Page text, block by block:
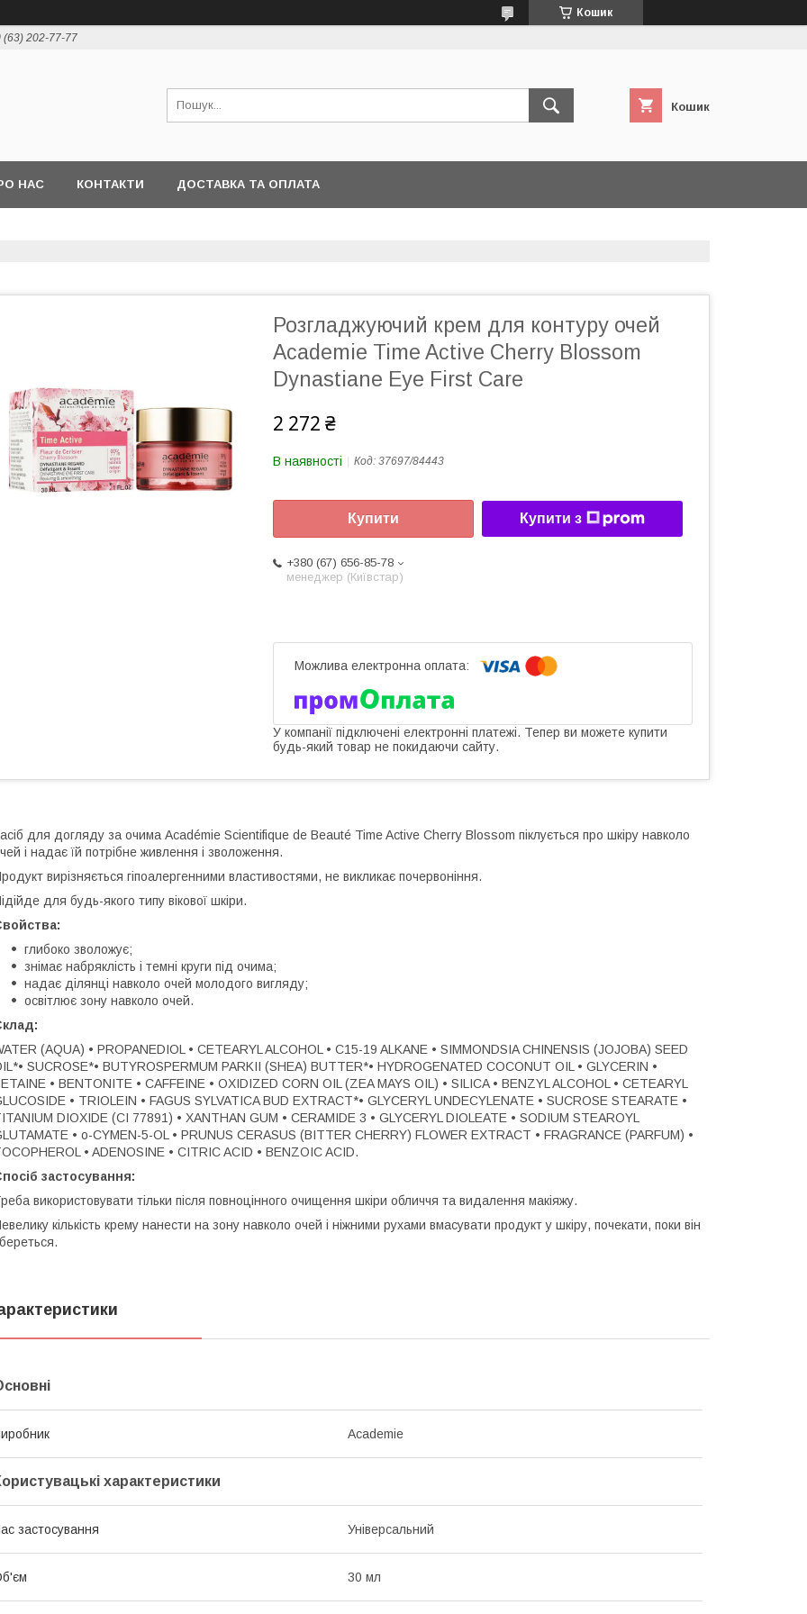
Кошик
(63) 202-77-77
Кошик
НАС КОНТАКТИ ДОСТАВКА ТА ОПЛАТА
Розгладжуючий крем для контуру очей
Academie Time Active Cherry Blossom
Dynastiane Eye First Care
2 272 ₴
В наявності Код: 37697/84443
Купити Купити з
+380 (67) 656-85-78
менеджер (Київстар)
У компанії підключені електронні платежі. Тепер ви можете купити
будь-який товар не покидаючи сайту.
для догляду за очима Académie Scientifique de Beauté Time Active Cherry Blossom піклується про шкіру навколо
і надає їй потрібне живлення і зволоження.
вирізняється гіпоалергенними властивостями, не викликає почервоніння.
для будь-якого типу вікової шкіри.
глибоко зволожує;
знімає набряклість і темні круги під очима;
надає ділянці навколо очей молодого вигляду;
освітлює зону навколо очей.
(AQUA) • PROPANEDIOL • CETEARYL ALCOHOL • C15-19 ALKANE • SIMMONDSIA CHINENSIS (JOJOBA) SEED
SUCROSE*• BUTYROSPERMUM PARKII (SHEA) BUTTER*• HYDROGENATED COCONUT OIL • GLYCERIN •
• BENTONITE • CAFFEINE • OXIDIZED CORN OIL (ZEA MAYS OIL) • SILICA • BENZYL ALCOHOL • CETEARYL
• TRIOLEIN • FAGUS SYLVATICA BUD EXTRACT*• GLYCERYL UNDECYLENATE • SUCROSE STEARATE •
DIOXIDE (CI 77891) • XANTHAN GUM • CERAMIDE 3 • GLYCERYL DIOLEATE • SODIUM STEAROYL
• o-CYMEN-5-OL • PRUNUS CERASUS (BITTER CHERRY) FLOWER EXTRACT • FRAGRANCE (PARFUM) •
• ADENOSINE • CITRIC ACID • BENZOIC ACID.
застосування:
використовувати тільки після повноцінного очищення шкіри обличчя та видалення макіяжу.
кількість крему нанести на зону навколо очей і ніжними рухами вмасувати продукт у шкіру, почекати, поки він
Academie
характеристики
застосування Універсальний
30 мл